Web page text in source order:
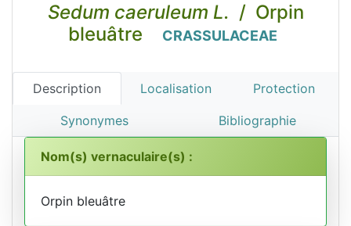
Sedum caeruleum L. / Orpin
bleuâtre
CRASSULACEAE
Description Localisation Protection
Synonymes Bibliographie
Nom(s) vernaculaire(s) :
Orpin bleuâtre